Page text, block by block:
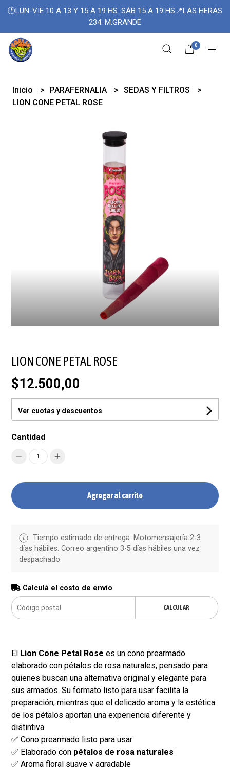
🕑LUN-VIE 10 A 13 Y 15 A 19 HS. SÁB 15 A 19 HS📍LAS HERAS
234. M.GRANDE
0
Inicio PARAFERNALIA
SEDAS Y FILTROS
LION CONE PETAL ROSE
LION CONE PETAL ROSE
$12.500,00
Ver cuotas y descuentos
Cantidad
1
Agregar al carrito
Tiempo estimado de entrega: Motomensajería 2-3
días hábiles. Correo argentino 3-5 días hábiles una vez
despachado.
Calculá el costo de envío
CALCULAR
El Lion Cone Petal Rose es un cono prearmado
elaborado con pétalos de rosa naturales, pensado para
quienes buscan una alternativa original y elegante para
sus armados. Su formato listo para usar facilita la
preparación, mientras que el delicado aroma y la estética
de los pétalos aportan una experiencia diferente y
distintiva.
✅ Cono prearmado listo para usar
✅ Elaborado con pétalos de rosa naturales
✅ Aroma floral suave y agradable